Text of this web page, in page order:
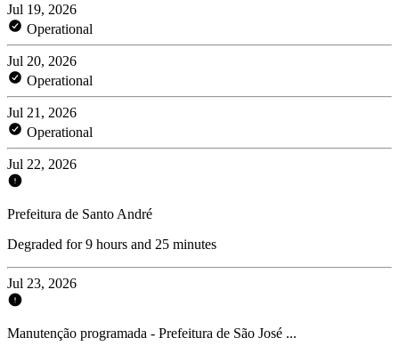
Jul 19, 2026
Operational
Jul 20, 2026
Operational
Jul 21, 2026
Operational
Jul 22, 2026
Prefeitura de Santo André
Degraded for 9 hours and 25 minutes
Jul 23, 2026
Manutenção programada - Prefeitura de São José ...